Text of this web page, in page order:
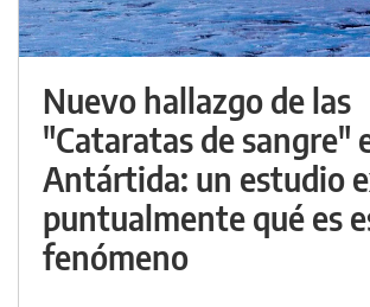
Nuevo hallazgo de las
"Cataratas de sangre"
Antártida: un estudio
puntualmente qué es
fenómeno